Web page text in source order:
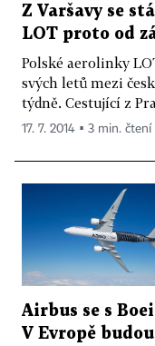
Z Varšavy se
LOT proto od
Polské aerolinky
svých letů mezi
týdně. Cestující z
17. 7. 2014 ▪ 3 min. čtení
Airbus se s
V Evropě